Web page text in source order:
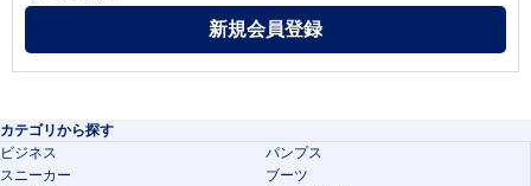
カテゴリから探す
ビジネス
パンプス
スニーカー
ブーツ